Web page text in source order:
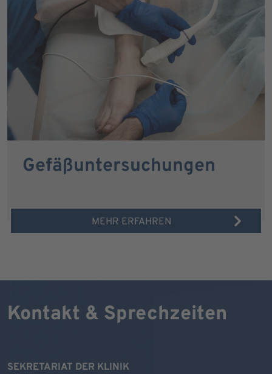
Gefäßuntersuchungen
MEHR ERFAHREN
Kontakt & Sprechzeiten
SEKRETARIAT DER KLINIK